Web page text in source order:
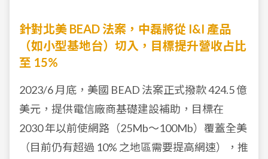
針對北美 BEAD 法案，中磊將從 I&I 產品
（如小型基地台）切入，目標提升營收占比
至 15%
2023/6 月底，美國 BEAD 法案正式撥款 424.5 億
美元，提供電信廠商基礎建設補助，目標在
2030 年以前使網路（25Mb～100Mb）覆蓋全美
（目前仍有超過 10% 之地區需要提高網速），推